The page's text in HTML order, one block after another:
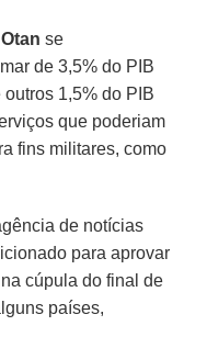
Otan se
de 3,5% do PIB
1,5% do PIB
que poderiam
fins militares, como
de notícias
para aprovar
cúpula do final de
países,